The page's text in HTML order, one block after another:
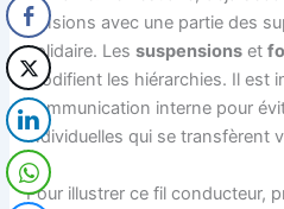
tensions avec une partie des
solidaire. Lessuspensions et
modifient les hiérarchies. Il est
communication interne pour
individuelles qui se transfèrent
Pour illustrer ce fil conducteur,